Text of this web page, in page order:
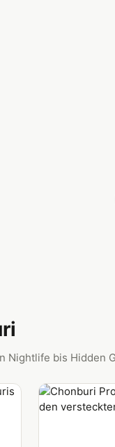
Nightlife bis Hidden